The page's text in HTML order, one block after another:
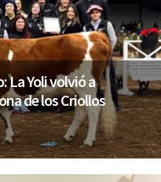
La Yoli volvió a
de los Criollos